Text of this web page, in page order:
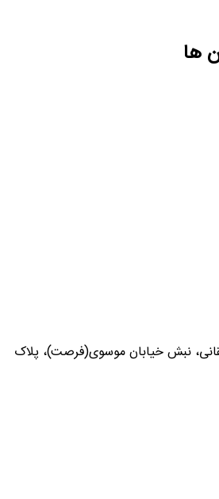
ها
نبش خیابان موسوی(فرصت)، پلاک